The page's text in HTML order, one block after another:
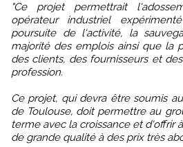
"Ce projet permettrait
opérateur industriel
poursuite de l'activité, la
majorité des emplois ainsi que la
des clients, des fournisseurs et
profession.
Ce projet, qui devra être soumis
de Toulouse, doit permettre au
terme avec la croissance et d'offrir
de grande qualité à des prix très